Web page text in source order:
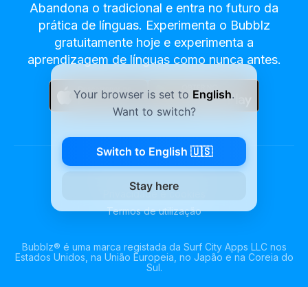
Abandona o tradicional e entra no futuro da
prática de línguas. Experimenta o Bubblz
gratuitamente hoje e experimenta a
aprendizagem de línguas como nunca antes.
Privacidade e cookies
Termos de utilização
Bubblz® é uma marca registada da Surf City Apps LLC nos
Estados Unidos, na União Europeia, no Japão e na Coreia do
Sul.
Your browser is set to English.
Want to switch?
Switch to English 🇺🇸
Stay here